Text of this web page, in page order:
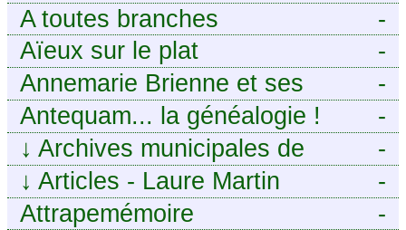
ancêtres
-
A toutes branches
-
Aïeux sur le plat
-
Annemarie Brienne et ses
challenges de A à Z
-
Antequam... la généalogie !
-
↓ Archives municipales de
Montpellier
-
↓ Articles - Laure Martin
-
Attrapemémoire